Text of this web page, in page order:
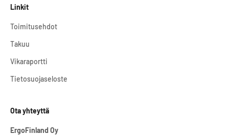
Linkit
Toimitusehdot
Takuu
Vikaraportti
Tietosuojaseloste
Ota yhteyttä
ErgoFinland Oy